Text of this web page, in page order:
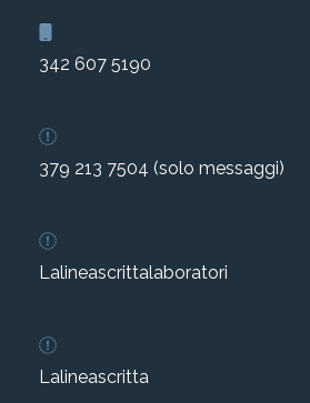
342 607 5190
379 213 7504 (solo messaggi)
Lalineascrittalaboratori
Lalineascritta